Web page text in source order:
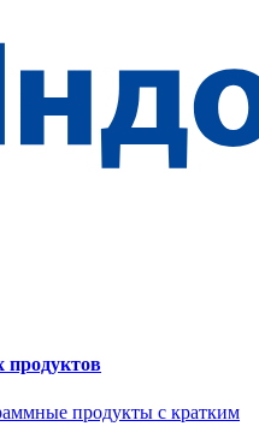
продуктов
продукты с кратким